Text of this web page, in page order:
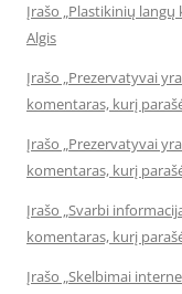
Įrašo „Plastikinių
Algis
Įrašo „Prezervatyvai
komentaras, kurį
Įrašo „Prezervatyvai
komentaras, kurį
Įrašo „Svarbi
komentaras, kurį
Įrašo „Skelbimai